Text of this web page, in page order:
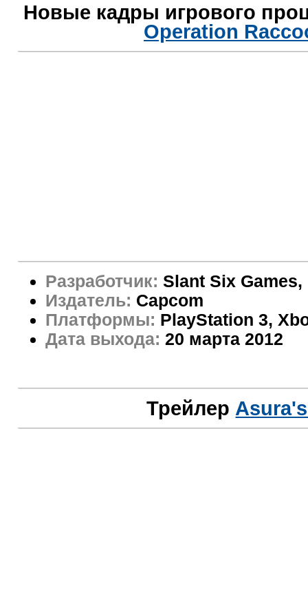
Новые кадры игрового
Operation
Разработчик: Slant Six Games,
Издатель: Capcom
Платформы: PlayStation 3,
Дата выхода: 20 марта 2012
Трейлер